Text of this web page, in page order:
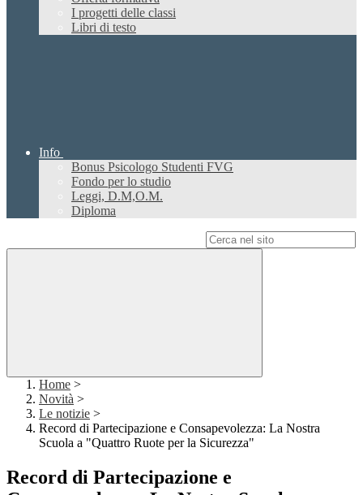
I progetti delle classi
Libri di testo
Info
Bonus Psicologo Studenti FVG
Fondo per lo studio
Leggi, D.M,O.M.
Diploma
Home >
Novità >
Le notizie >
Record di Partecipazione e Consapevolezza: La Nostra
Scuola a "Quattro Ruote per la Sicurezza"
Record di Partecipazione e